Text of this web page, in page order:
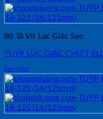
Bộ Tô Vít Lục Giác Sao
TUÝP LỤC GIÁC CHỮ T
Xem thêm